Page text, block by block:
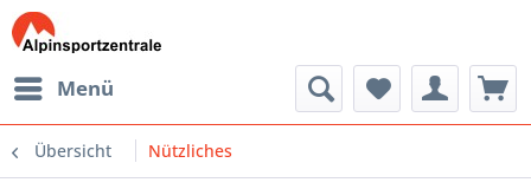
Menü
Übersicht Nützliches